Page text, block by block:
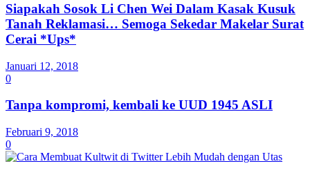
Siapakah Sosok Li Chen Wei Dalam Kasak Kusuk
Tanah Reklamasi… Semoga Sekedar Makelar Surat
Cerai *Ups*
Januari 12, 2018
0
Tanpa kompromi, kembali ke UUD 1945 ASLI
Februari 9, 2018
0